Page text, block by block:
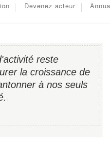
Devenez acteur
reste
la croissance de
à nos seuls